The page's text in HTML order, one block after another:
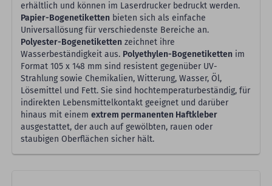
erhältlich und können im Laserdrucker bedruckt werden.
Papier-Bogenetiketten bieten sich als einfache
Universallösung für verschiedenste Bereiche an.
Polyester-Bogenetiketten zeichnet ihre
Wasserbeständigkeit aus. Polyethylen-Bogenetiketten im
Format 105 x 148 mm sind resistent gegenüber UV-
Strahlung sowie Chemikalien, Witterung, Wasser, Öl,
Lösemittel und Fett. Sie sind hochtemperaturbeständig, für
indirekten Lebensmittelkontakt geeignet und darüber
hinaus mit einem extrem permanenten Haftkleber
ausgestattet, der auch auf gewölbten, rauen oder
staubigen Oberflächen sicher hält.